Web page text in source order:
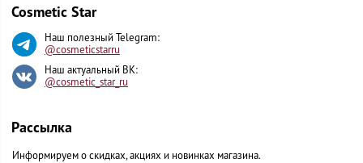
Cosmetic Star
Наш полезный Telegram:
@cosmeticstarru
Наш актуальный ВК:
@cosmetic_star_ru
Рассылка
Информируем о скидках, акциях и новинках магазина.